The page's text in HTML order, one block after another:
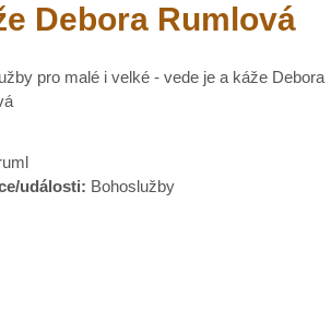
Debora Rumlová
pro malé i velké - vede je a káže Debora
události: Bohoslužby